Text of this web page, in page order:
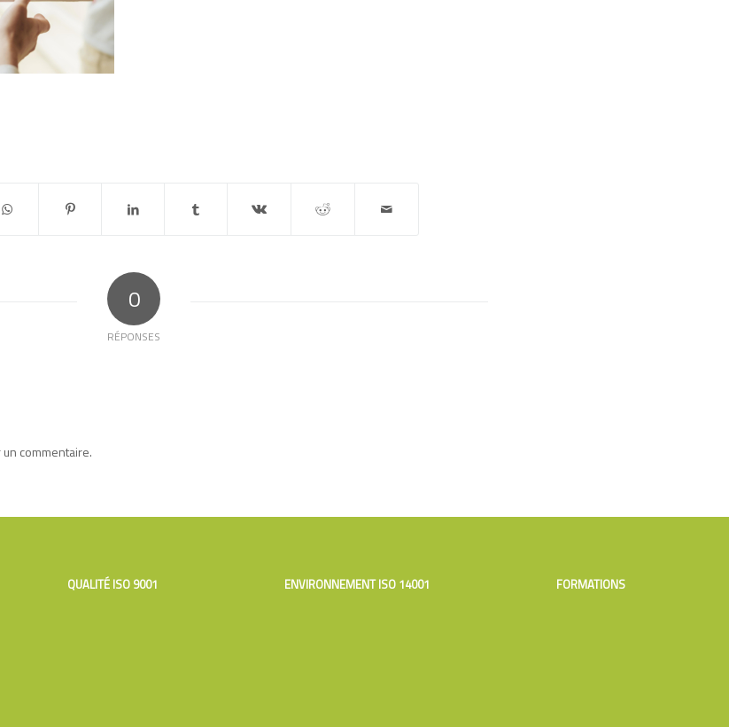
0
RÉPONSES
commentaire.
QUALITÉ ISO 9001 ENVIRONNEMENT ISO 14001 FORMATIONS